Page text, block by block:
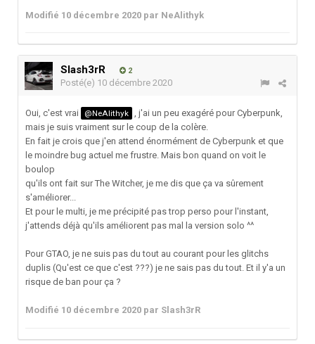
Modifié 10 décembre 2020 par NeAlithyk
Slash3rR 2
Posté(e) 10 décembre 2020
Oui, c'est vrai @NeAlithyk , j'ai un peu exagéré pour Cyberpunk,
mais je suis vraiment sur le coup de la colère.
En fait je crois que j'en attend énormément de Cyberpunk et que
le moindre bug actuel me frustre. Mais bon quand on voit le
boulop
qu'ils ont fait sur The Witcher, je me dis que ça va sûrement
s'améliorer...
Et pour le multi, je me précipité pas trop perso pour l'instant,
j'attends déjà qu'ils améliorent pas mal la version solo ^^
Pour GTAO, je ne suis pas du tout au courant pour les glitchs
duplis (Qu'est ce que c'est ???) je ne sais pas du tout. Et il y'a un
risque de ban pour ça ?
Modifié 10 décembre 2020 par Slash3rR